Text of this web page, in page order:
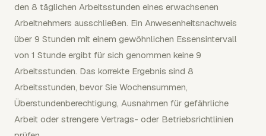
den 8 täglichen Arbeitsstunden eines erwachsenen
Arbeitnehmers ausschließen. Ein Anwesenheitsnachweis
über 9 Stunden mit einem gewöhnlichen Essensintervall
von 1 Stunde ergibt für sich genommen keine 9
Arbeitsstunden. Das korrekte Ergebnis sind 8
Arbeitsstunden, bevor Sie Wochensummen,
Überstundenberechtigung, Ausnahmen für gefährliche
Arbeit oder strengere Vertrags- oder Betriebsrichtlinien